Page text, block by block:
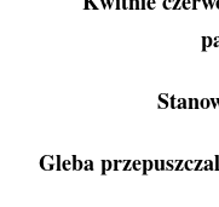
Gleba